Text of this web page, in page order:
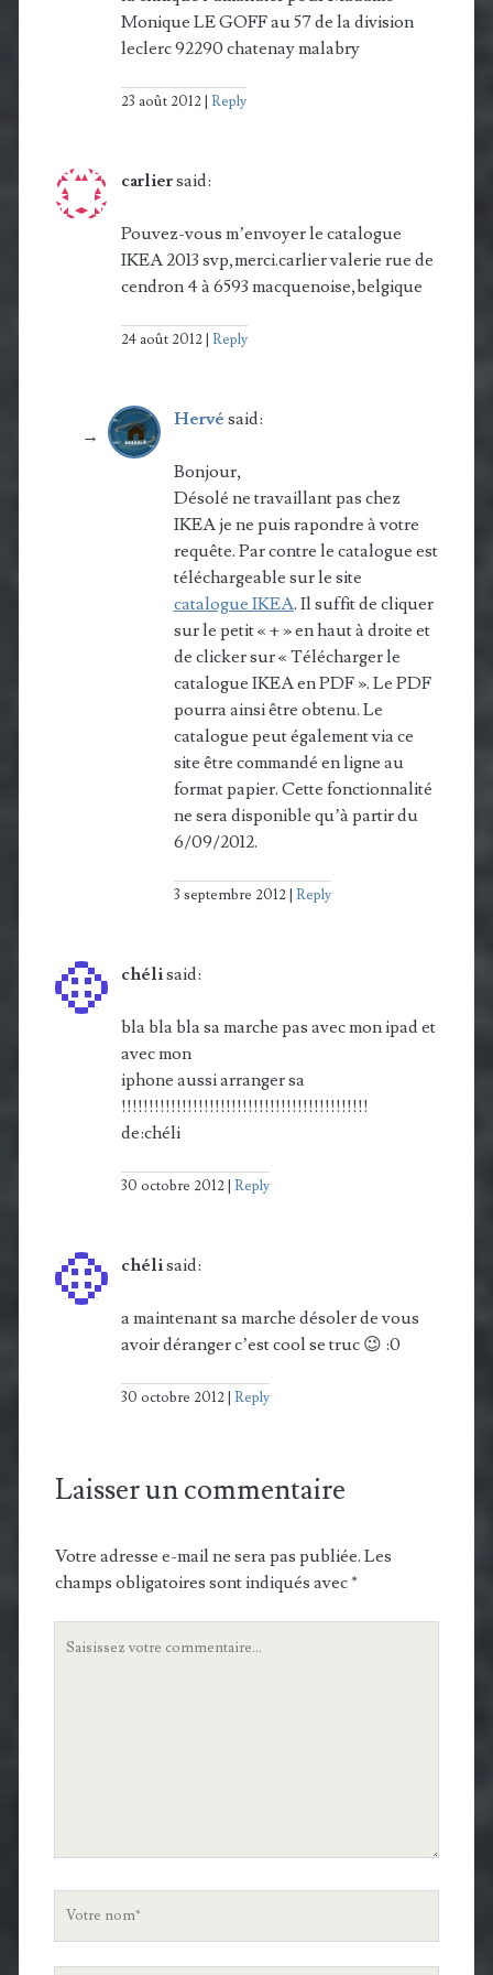
Monique LE GOFF au 57 de la division
leclerc 92290 chatenay malabry
23 août 2012 Reply
carliersaid:
Pouvez-vous m’envoyer le catalogue
IKEA 2013 svp,merci.carlier valerie rue de
cendron 4 à 6593 macquenoise,belgique
24 août 2012 Reply
Hervé said:
Bonjour,
Désolé ne travaillant pas chez
IKEA je ne puis rapondre à votre
requête. Par contre le catalogue est
téléchargeable sur le site
catalogue IKEA. Il suffit de cliquer
sur le petit « + » en haut à droite et
de clicker sur « Télécharger le
catalogue IKEA en PDF ». Le PDF
pourra ainsi être obtenu. Le
catalogue peut également via ce
site être commandé en ligne au
format papier. Cette fonctionnalité
ne sera disponible qu’à partir du
6/09/2012.
3 septembre 2012 Reply
chélisaid:
bla bla bla sa marche pas avec mon ipad et
avec mon
iphone aussi arranger sa
!!!!!!!!!!!!!!!!!!!!!!!!!!!!!!!!!!!!!!!!!!!!!
de:chéli
30 octobre 2012 Reply
chélisaid:
a maintenant sa marche désoler de vous
avoir déranger c’est cool se truc 😉 :0
30 octobre 2012 Reply
Laisser un commentaire
Votre adresse e-mail ne sera pas publiée. Les
champs obligatoires sont indiqués avec*